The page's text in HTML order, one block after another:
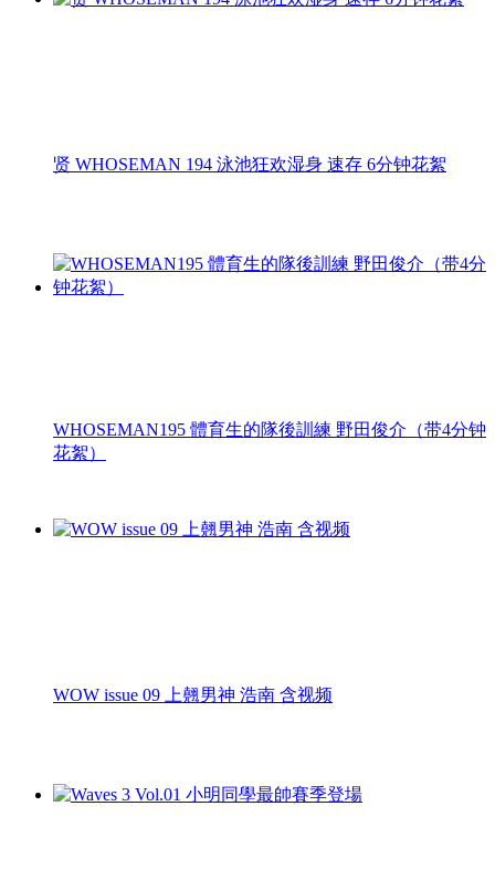
贤 WHOSEMAN 194 泳池狂欢湿身 速存 6分钟花絮
WHOSEMAN195 體育生的隊後訓練 野田俊介（带4分钟
花絮）
WOW issue 09 上翹男神 浩南 含视频